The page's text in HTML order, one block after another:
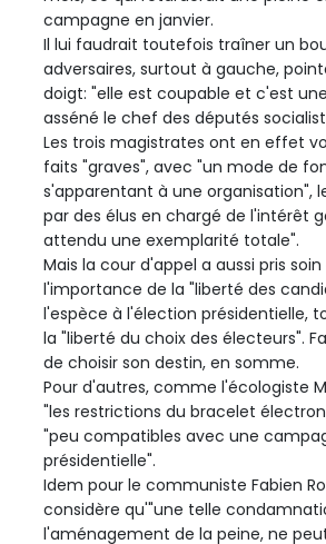
campagne en janvier.
Il lui faudrait toutefois traîner un
adversaires, surtout à gauche,
doigt: "elle est coupable et c'est
asséné le chef des députés
Les trois magistrates ont en effet
faits "graves", avec "un mode de
s'apparentant à une organisation",
par des élus en chargé de l'intérêt
attendu une exemplarité totale".
Mais la cour d'appel a aussi pris
l'importance de la "liberté des
l'espèce à l'élection présidentielle,
la "liberté du choix des électeurs".
de choisir son destin, en somme.
Pour d'autres, comme l'écologiste
"les restrictions du bracelet
"peu compatibles avec une
présidentielle".
Idem pour le communiste Fabien
considère qu'"une telle
l'aménagement de la peine, ne